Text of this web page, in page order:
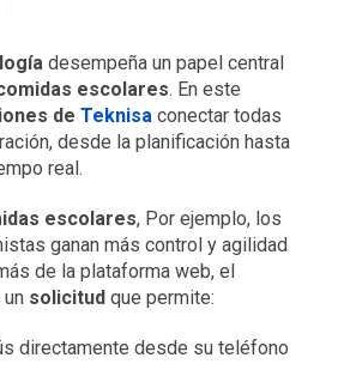
desempeña un papel central
escolares. En este
de Teknisa conectar todas
desde la planificación hasta
real.
escolares, Por ejemplo, los
ganan más control y agilidad
de la plataforma web, el
solicitudque permite:
directamente desde su teléfono